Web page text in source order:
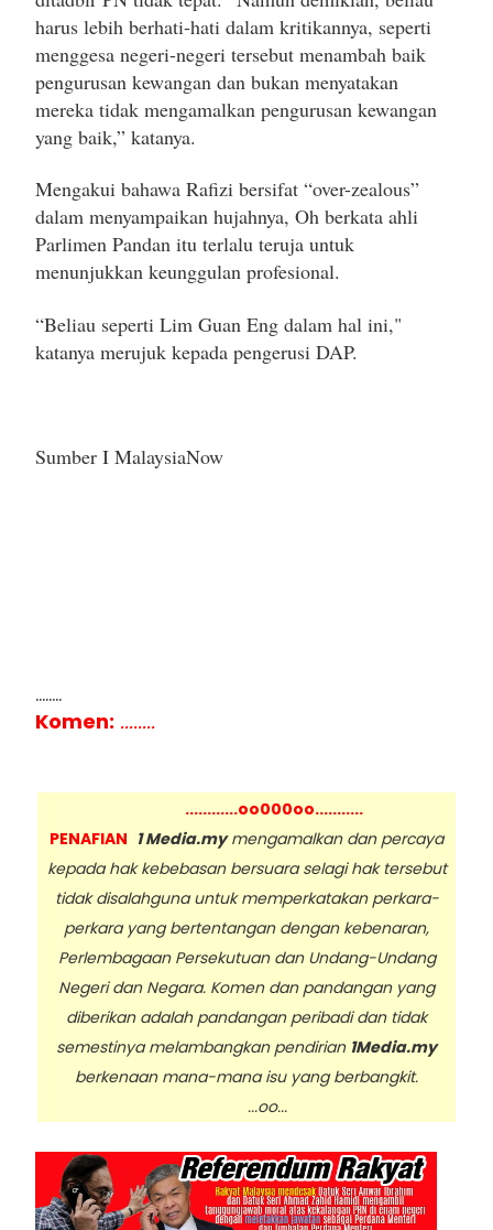
harus lebih berhati-hati dalam kritikannya, seperti
menggesa negeri-negeri tersebut menambah baik
pengurusan kewangan dan bukan menyatakan
mereka tidak mengamalkan pengurusan kewangan
yang baik,” katanya.
Mengakui bahawa Rafizi bersifat “over-zealous”
dalam menyampaikan hujahnya, Oh berkata ahli
Parlimen Pandan itu terlalu teruja untuk
menunjukkan keunggulan profesional.
“Beliau seperti Lim Guan Eng dalam hal ini,"
katanya merujuk kepada pengerusi DAP.
Sumber I MalaysiaNow
........
Komen: ........
............oo000oo...........
PENAFIAN 1 Media.mymengamalkan dan percaya
kepada hak kebebasan bersuara selagi hak tersebut
tidak disalahguna untuk memperkatakan perkara-
perkara yang bertentangan dengan kebenaran,
Perlembagaan Persekutuan dan Undang-Undang
Negeri dan Negara. Komen dan pandangan yang
diberikan adalah pandangan peribadi dan tidak
semestinya melambangkan pendirian 1Media.my
berkenaan mana-mana isu yang berbangkit.
...oo...